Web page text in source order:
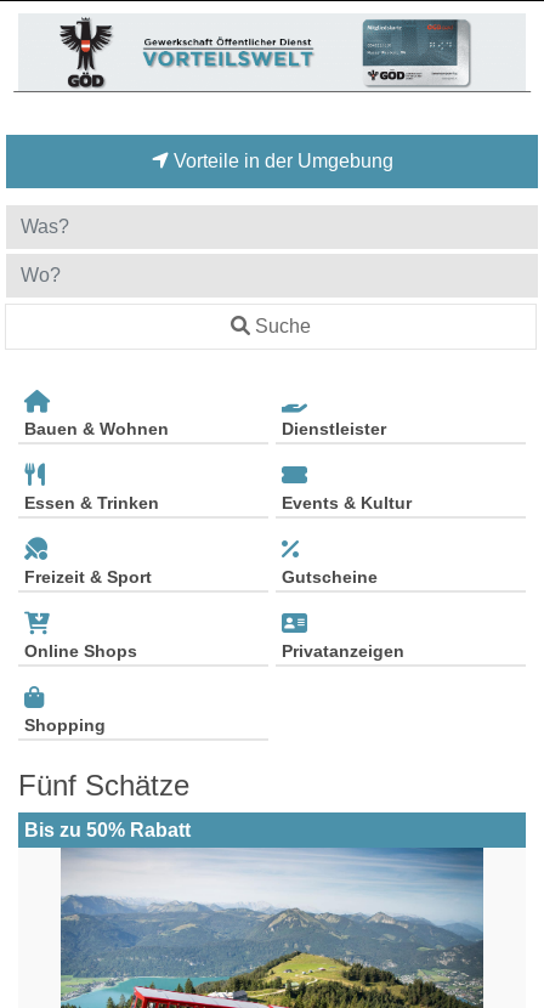
Vorteile in der Umgebung
Suche
Bauen & Wohnen Dienstleister
Essen & Trinken Events & Kultur
Freizeit & Sport Gutscheine
Online Shops Privatanzeigen
Shopping
Fünf Schätze
Bis zu 50% Rabatt